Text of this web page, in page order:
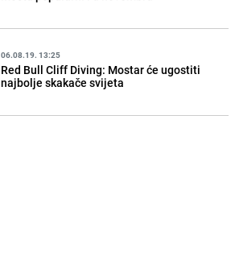
06.08.19. 13:25
Red Bull Cliff Diving: Mostar će ugostiti
najbolje skakače svijeta